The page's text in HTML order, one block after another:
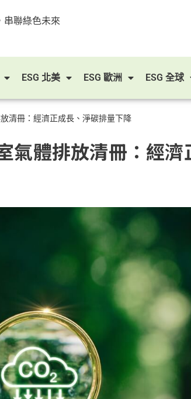
串聯綠色未來
ESG 北美 ESG 歐洲 ESG 全球
清冊：經濟正成長、淨碳排量下降
氣體排放清冊：經濟